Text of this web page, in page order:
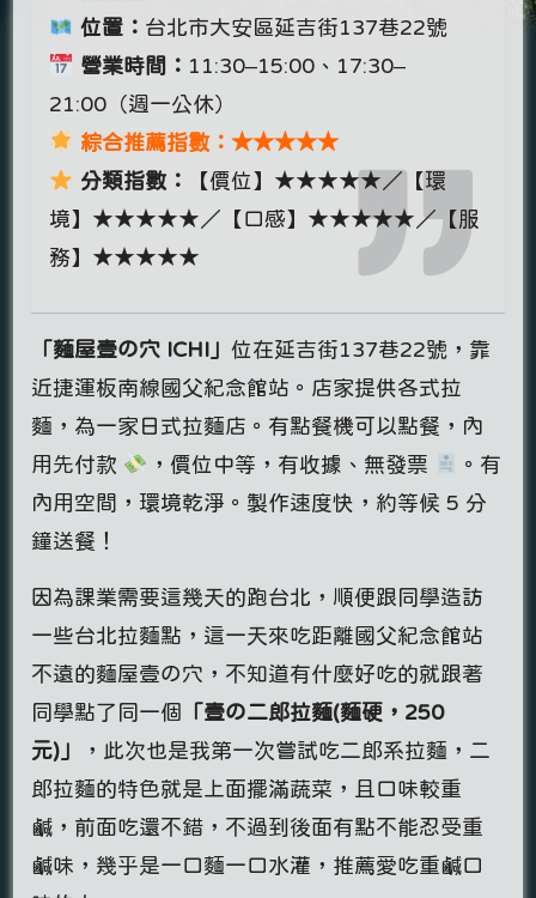
位置： 台北市大安區延吉街137巷22號
營業時間： 11:30–15:00、17:30–
21:00（週一公休）
綜合推薦指數：★★★★★
分類指數：
【價位】★★★★★／【環
境】★★★★★／【口感】★★★★★／【服
務】★★★★★
「麵屋壹の穴 ICHI」位在延吉街137巷22號，靠
近捷運板南線國父紀念館站。店家提供各式拉
麵，為一家日式拉麵店。有點餐機可以點餐，內
用先付款
，價位中等，有收據、無發票
。有
內用空間，環境乾淨。製作速度快，約等候 5 分
鐘送餐！
因為課業需要這幾天的跑台北，順便跟同學造訪
一些台北拉麵點，這一天來吃距離國父紀念館站
不遠的麵屋壹の穴，不知道有什麼好吃的就跟著
同學點了同一個
「壹の二郎拉麵(麵硬，250
元)」
，此次也是我第一次嘗試吃二郎系拉麵，二
郎拉麵的特色就是上面擺滿蔬菜，且口味較重
鹹，前面吃還不錯，不過到後面有點不能忍受重
鹹味，幾乎是一口麵一口水灌，推薦愛吃重鹹口